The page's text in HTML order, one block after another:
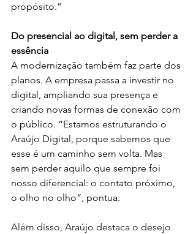
propósito.”
Do presencial ao digital, sem perder a
essência
A modernização também faz parte dos
planos. A empresa passa a investir no
digital, ampliando sua presença e
criando novas formas de conexão com
o público. “Estamos estruturando o
Araújo Digital, porque sabemos que
esse é um caminho sem volta. Mas
sem perder aquilo que sempre foi
nosso diferencial: o contato próximo,
o olho no olho”, pontua.
Além disso, Araújo destaca o desejo